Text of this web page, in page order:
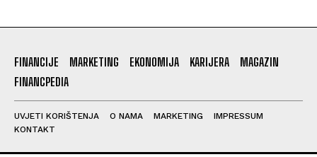
FINANCIJE MARKETING EKONOMIJA KARIJERA
MAGAZIN
FINANCPEDIA
UVJETI KORIŠTENJA O NAMA MARKETING
IMPRESSUM
KONTAKT